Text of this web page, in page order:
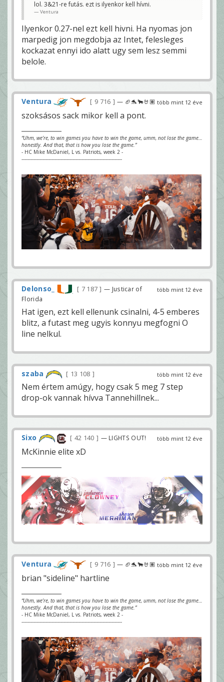
lol. 3&21-re futás. ezt is ilyenkor kell hívni.
Ventura
Ilyenkor 0.27-nel ezt kell hivni. Ha nyomas jon
marpedig jon megdobja az Intet, felesleges
kockazat ennyi ido alatt ugy sem lesz semmi
belole.
több mint 12 éve
Ventura 9 716 — 🏈🐬🐂🤘🏽
szoksásos sack mikor kell a pont.
“Uhm, we’re, to win games you have to win the game, umm, not lose the game…
honestly. And that, that is how you lose the game.”
- HC Mike McDaniel, L vs. Patriots, week 2 -
-------------------------------------------------------------------
több mint 12 éve
Delonso_ 7 187
— Justicar of
Florida
Hat igen, ezt kell ellenunk csinalni, 4-5 emberes
blitz, a futast meg ugyis konnyu megfogni O
line nelkul.
több mint 12 éve
szaba 13 108
Nem értem amúgy, hogy csak 5 meg 7 step
drop-ok vannak hívva Tannehillnek...
több mint 12 éve
Sixo 42 140 — LIGHTS OUT!
McKinnie elite xD
több mint 12 éve
Ventura 9 716 — 🏈🐬🐂🤘🏽
brian "sideline" hartline
“Uhm, we’re, to win games you have to win the game, umm, not lose the game…
honestly. And that, that is how you lose the game.”
- HC Mike McDaniel, L vs. Patriots, week 2 -
-------------------------------------------------------------------